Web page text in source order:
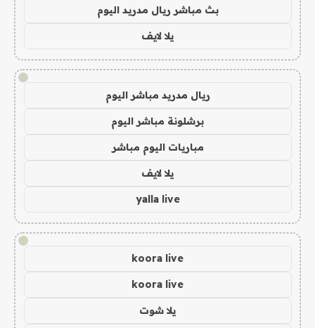
بث مباشر ريال مدريد اليوم
يلا لايف
!
ريال مدريد مباشر اليوم
برشلونة مباشر اليوم
مباريات اليوم مباشر
يلا لايف
yalla live
!
koora live
koora live
يلا شوت